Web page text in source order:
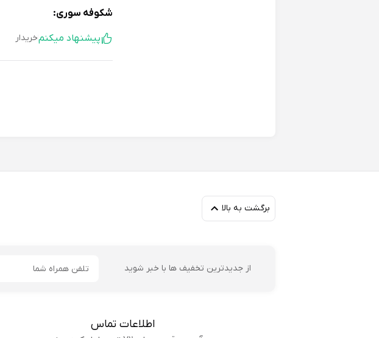
شکوفه سوری:
پیشنهاد میکنمخریدار
برگشت به بالا
از جدیدترین تخفیف ها با خبر شوید
ایمیل
اطلاعات تماس